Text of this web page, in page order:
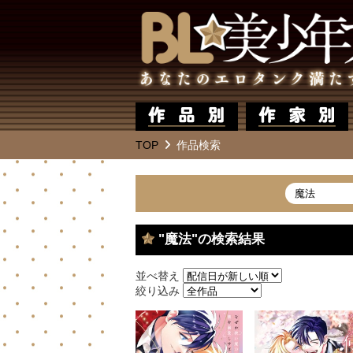
TOP 作品検索
"魔法"の検索結果
並べ替え
絞り込み